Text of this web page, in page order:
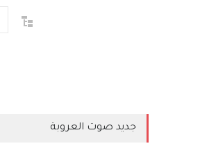
جديد صوت العروبة